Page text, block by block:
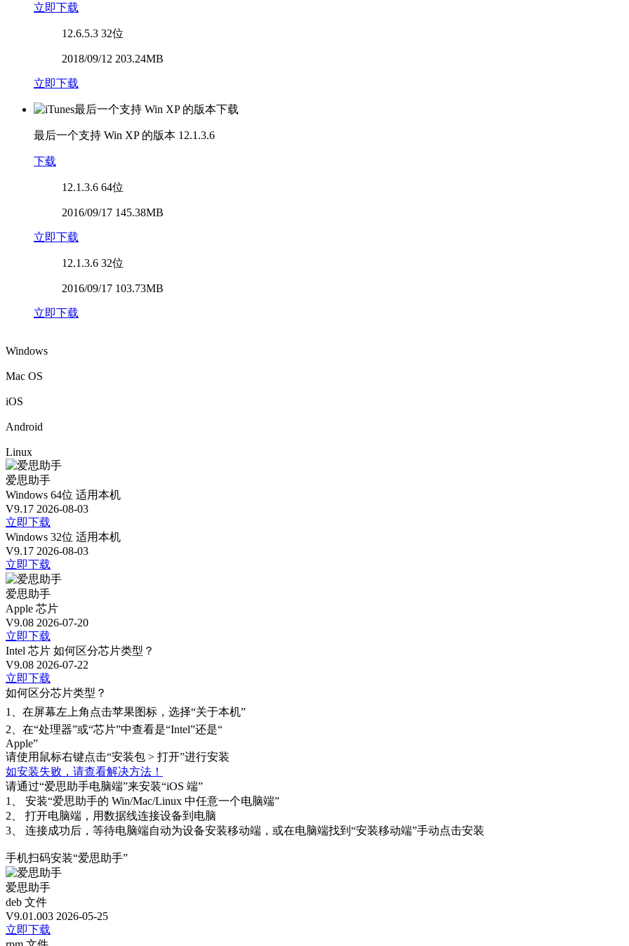
立即下载
12.6.5.3 32位
2018/09/12 203.24MB
立即下载
最后一个支持 Win XP 的版本 12.1.3.6
下载
12.1.3.6 64位
2016/09/17 145.38MB
立即下载
12.1.3.6 32位
2016/09/17 103.73MB
立即下载
Windows
Mac OS
iOS
Android
Linux
爱思助手
Windows 64位 适用本机
V9.17 2026-08-03
立即下载
Windows 32位 适用本机
V9.17 2026-08-03
立即下载
爱思助手
Apple 芯片
V9.08 2026-07-20
立即下载
Intel 芯片 如何区分芯片类型？
V9.08 2026-07-22
立即下载
如何区分芯片类型？
1、 在屏幕左上角点击苹果图标，选择“关于本机”
2、 在“处理器”或“芯片”中查看是“Intel”还是“
Apple”
请使用鼠标右键点击“安装包 > 打开”进行安装
如安装失败，请查看解决方法！
请通过“爱思助手电脑端”来安装“iOS 端”
1、
安装“爱思助手的 Win/Mac/Linux 中任意一个电脑端”
2、
打开电脑端，用数据线连接设备到电脑
3、
连接成功后，等待电脑端自动为设备安装移动端，或在电脑端找到“安装移动端”手动点击安装
手机扫码安装“爱思助手”
爱思助手
deb 文件
V9.01.003 2026-05-25
立即下载